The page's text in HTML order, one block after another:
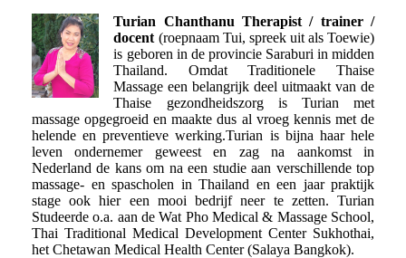
Turian Chanthanu Therapist / trainer /
docent (roepnaam Tui, spreek uit als Toewie)
is geboren in de provincie Saraburi in midden
Thailand. Omdat Traditionele Thaise
Massage een belangrijk deel uitmaakt van de
Thaise gezondheidszorg is Turian met
massage opgegroeid en maakte dus al vroeg kennis met de
helende en preventieve werking.Turian is bijna haar hele
leven ondernemer geweest en zag na aankomst in
Nederland de kans om na een studie aan verschillende top
massage- en spascholen in Thailand en een jaar praktijk
stage ook hier een mooi bedrijf neer te zetten. Turian
Studeerde o.a. aan de Wat Pho Medical & Massage School,
Thai Traditional Medical Development Center Sukhothai,
het Chetawan Medical Health Center (Salaya Bangkok).